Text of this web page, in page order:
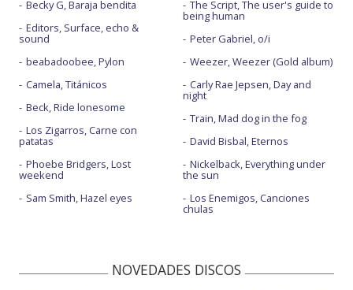
Becky G, Baraja bendita
Editors, Surface, echo &
sound
beabadoobee, Pylon
Camela, Titánicos
Beck, Ride lonesome
Los Zigarros, Carne con
patatas
Phoebe Bridgers, Lost
weekend
Sam Smith, Hazel eyes
The Script, The user's guide to
being human
Peter Gabriel, o/i
Weezer, Weezer (Gold album)
Carly Rae Jepsen, Day and
night
Train, Mad dog in the fog
David Bisbal, Eternos
Nickelback, Everything under
the sun
Los Enemigos, Canciones
chulas
NOVEDADES DISCOS